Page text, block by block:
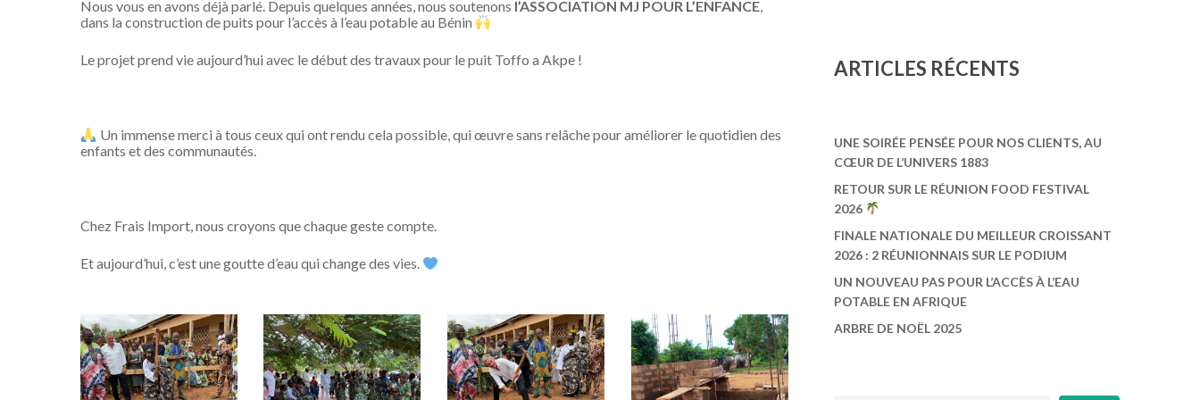
Nous vous en avons déjà parlé. Depuis quelques années, nous soutenons l’ASSOCIATION MJ POUR L’ENFANCE,
dans la construction de puits pour l’accès à l’eau potable au Bénin
Le projet prend vie aujourd’hui avec le début des travaux pour le puit Toffo a Akpe !
Un immense merci à tous ceux qui ont rendu cela possible, qui œuvre sans relâche pour améliorer le quotidien des
enfants et des communautés.
Chez Frais Import, nous croyons que chaque geste compte.
Et aujourd’hui, c’est une goutte d’eau qui change des vies.
ARTICLES RÉCENTS
UNE SOIRÉE PENSÉE POUR NOS CLIENTS, AU
CŒUR DE L’UNIVERS 1883
RETOUR SUR LE RÉUNION FOOD FESTIVAL
2026
FINALE NATIONALE DU MEILLEUR CROISSANT
2026 : 2 RÉUNIONNAIS SUR LE PODIUM
UN NOUVEAU PAS POUR L’ACCÈS À L’EAU
POTABLE EN AFRIQUE
ARBRE DE NOËL 2025